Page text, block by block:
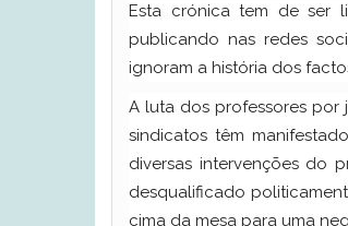
Esta crónica tem de ser
publicando nas redes
ignoram a história dos
A luta dos professores por
sindicatos têm
diversas intervenções do
desqualificado
cima da mesa para uma